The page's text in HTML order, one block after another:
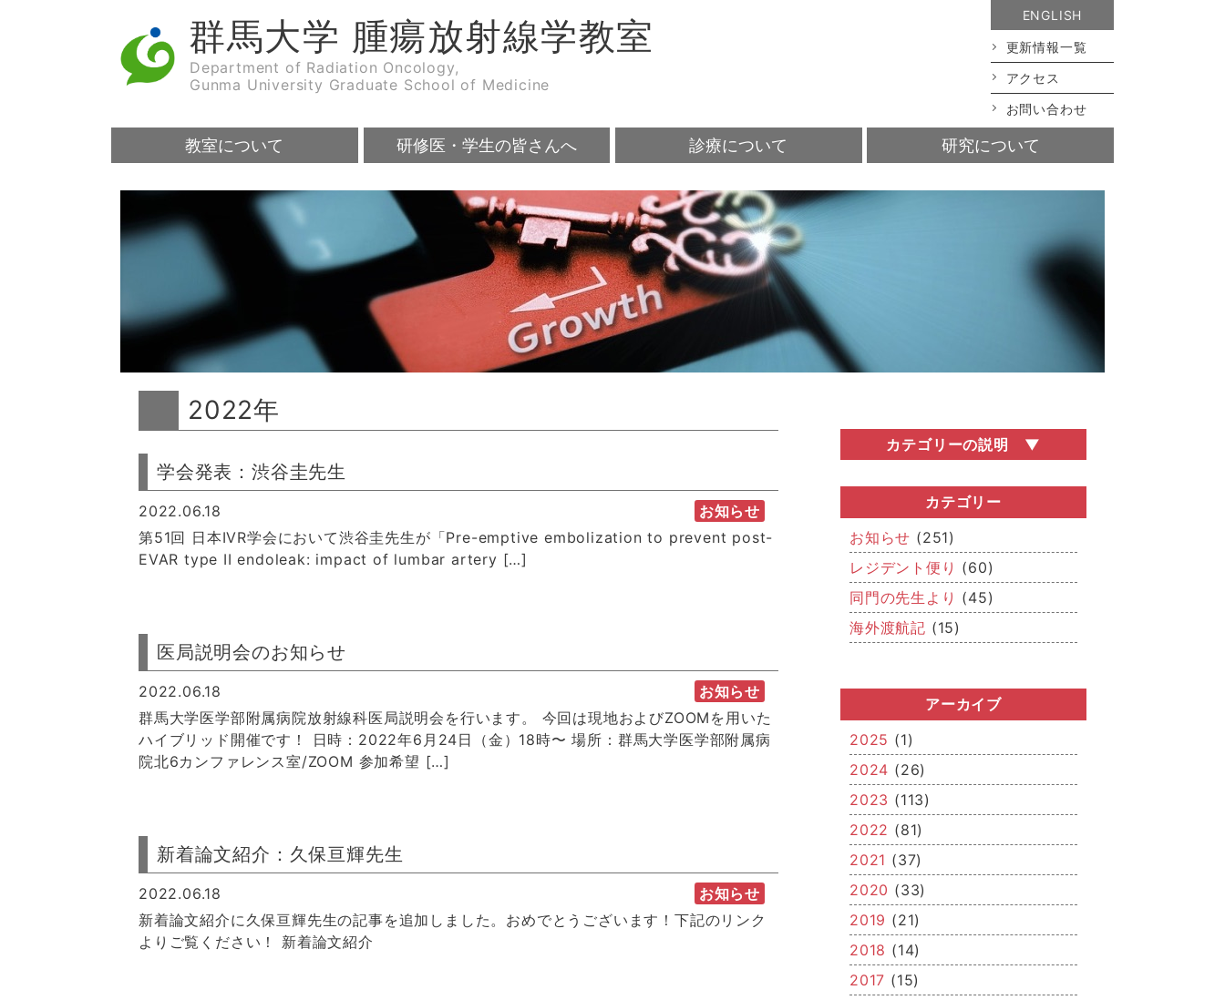
群馬大学 腫瘍放射線学教室
Department of Radiation Oncology,
Gunma University Graduate School of Medicine
ENGLISH
更新情報一覧
アクセス
お問い合わせ
教室について 研修医・学生の皆さんへ 診療について 研究について
2022年
学会発表：渋谷圭先生
2022.06.18
お知らせ
第51回 日本IVR学会において渋谷圭先生が「Pre-emptive embolization to prevent post-
EVAR type II endoleak: impact of lumbar artery […]
医局説明会のお知らせ
2022.06.18
お知らせ
群馬大学医学部附属病院放射線科医局説明会を行います。 今回は現地およびZOOMを用いた
ハイブリッド開催です！ 日時：2022年6月24日（金）18時〜 場所：群馬大学医学部附属病
院北6カンファレンス室/ZOOM 参加希望 […]
新着論文紹介：久保亘輝先生
2022.06.18
お知らせ
新着論文紹介に久保亘輝先生の記事を追加しました。おめでとうございます！下記のリンク
よりご覧ください！ 新着論文紹介
カテゴリーの説明
医局説明会・勧誘会などの医局行事の情
報や、関連学会の開催情報など、いろい
ろなお知らせを掲載しています。
レジデント便り
どこまでが「若手」なのかはさだかでは
ありませんが、若手医師（レジデント）
からの近況報告です。
の先生方からのメッセージです。
海外留学報告や国際学会への参加・発
表、IAEAを始めとした国際的な活動な
ど、「世界的」な空気をお届けします。
カテゴリー
お知らせ (251)
レジデント便り (60)
同門の先生より (45)
海外渡航記 (15)
アーカイブ
2025 (1)
2024 (26)
2023 (113)
2022 (81)
2021 (37)
2020 (33)
2019 (21)
2018 (14)
2017 (15)